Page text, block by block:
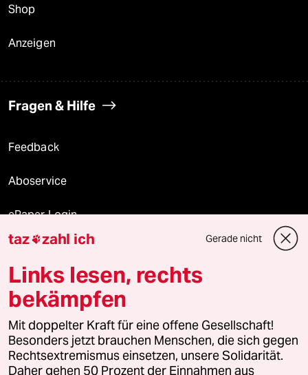
Shop
Anzeigen
Fragen & Hilfe
Feedback
Aboservice
ePaper Login
Downloads für Abonnierende
© 2026 taz Verlags und Vertriebs GmbH
Alle Rechte vorbehalten. Bei rechtlichen Fragen oder für Genehmigungen
wenden Sie sich bitte an
lizenzen@taz.de
taz zahl ich Gerade nicht
Links lesen, rechts
bekämpfen
Mit doppelter Kraft für eine offene Gesellschaft!
Besonders jetzt brauchen Menschen, die sich gegen
Rechtsextremismus einsetzen, unsere Solidarität.
Daher gehen 50 Prozent der Einnahmen aus